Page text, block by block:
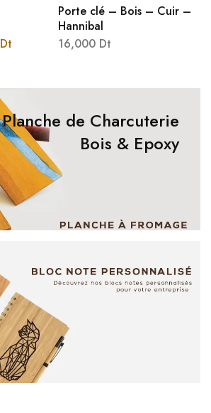
Dt
Porte clé – Bois – Cuir –
Hannibal
16,000 Dt
Planche de Charcuterie
Bois & Epoxy